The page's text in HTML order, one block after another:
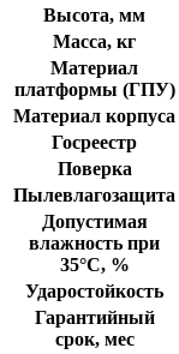
Высота, мм
Масса, кг
Материал
платформы (ГПУ)
Материал корпуса
Госреестр
Поверка
Пылевлагозащита
Допустимая
влажность при
35°С, %
Ударостойкость
Гарантийный
срок, мес